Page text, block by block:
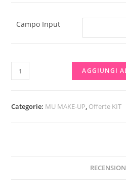
Campo Input
Kit
matita
+
AGGIUNGI
Categorie: MU MAKE-UP, Offerte KIT